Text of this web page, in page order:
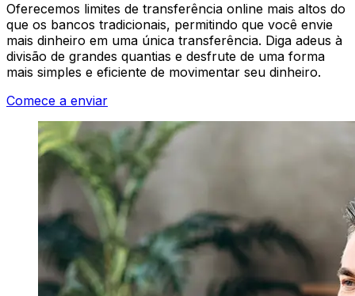
Oferecemos limites de transferência online mais altos do
que os bancos tradicionais, permitindo que você envie
mais dinheiro em uma única transferência. Diga adeus à
divisão de grandes quantias e desfrute de uma forma
mais simples e eficiente de movimentar seu dinheiro.
Comece a enviar